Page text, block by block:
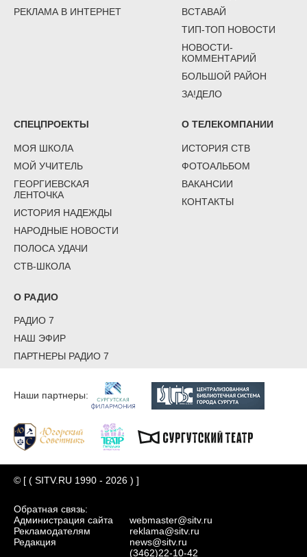
РЕКЛАМА В ИНТЕРНЕТ
ВСТАВАЙ
ТИП-ТОП НОВОСТИ
НОВОСТИ-
КОММЕНТАРИЙ
БОЛЬШОЙ РАЙОН
ЗА!ДЕЛО
СПЕЦПРОЕКТЫ
МОЯ ШКОЛА
МОЙ УЧИТЕЛЬ
ГЕОРГИЕВСКАЯ
ЛЕНТОЧКА
ИСТОРИЯ НАДЕЖДЫ
НАРОДНЫЕ НОВОСТИ
ПОЛОСА УДАЧИ
СТВ-ШКОЛА
О ТЕЛЕКОМПАНИИ
ИСТОРИЯ СТВ
ФОТОАЛЬБОМ
ВАКАНСИИ
КОНТАКТЫ
О РАДИО
РАДИО 7
НАШ ЭФИР
ПАРТНЕРЫ РАДИО 7
Наши партнеры:
© [ ( SITV.RU 1990 - 2026 ) ]
Обратная связь:
Администрация сайта
Рекламодателям
Редакция
webmaster@sitv.ru
reklama@sitv.ru
news@sitv.ru
(3462)22-10-42